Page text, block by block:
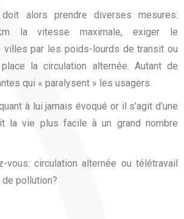
doit alors prendre diverses mesures:
la vitesse maximale, exiger le
villes par les poids-lourds de transit ou
la circulation alternée. Autant de
qui « paralysent » les usagers.
à lui jamais évoqué or il s’agit d’une
la vie plus facile à un grand nombre
vous: circulation alternée ou télétravail
de pollution?